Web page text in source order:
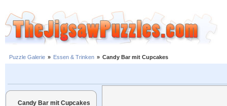
Puzzle Galerie » Essen & Trinken » Candy Bar mit Cupcakes
Candy Bar mit Cupcakes